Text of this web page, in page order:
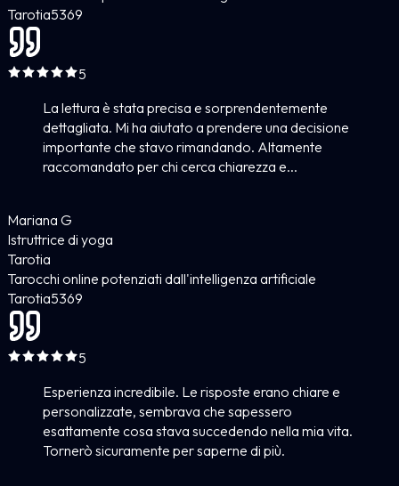
Tarotia5369
5
La lettura è stata precisa e sorprendentemente
dettagliata. Mi ha aiutato a prendere una decisione
importante che stavo rimandando. Altamente
raccomandato per chi cerca chiarezza e...
Mariana G
Istruttrice di yoga
Tarotia
Tarocchi online potenziati dall'intelligenza artificiale
Tarotia5369
5
Esperienza incredibile. Le risposte erano chiare e
personalizzate, sembrava che sapessero
esattamente cosa stava succedendo nella mia vita.
Tornerò sicuramente per saperne di più.